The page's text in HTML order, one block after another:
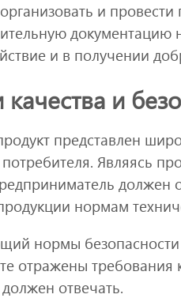
и
и в получении
и
представлен
Являясь
должен
нормам
нормы безопасности
отражены требования
отвечать.